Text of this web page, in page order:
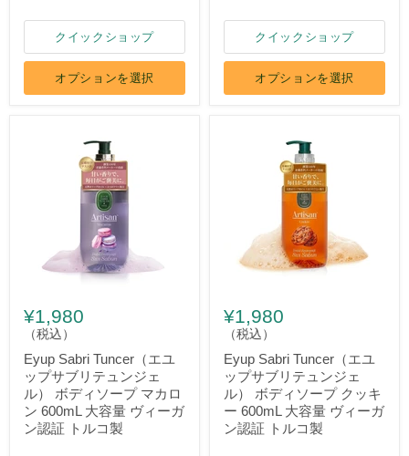
クイックショップ
オプションを選択
クイックショップ
オプションを選択
¥1,980
（税込）
Eyup Sabri Tuncer（エユ
ップサブリテュンジェ
ル） ボディソープ マカロ
ン 600mL 大容量 ヴィーガ
ン認証 トルコ製
¥1,980
（税込）
Eyup Sabri Tuncer（エユ
ップサブリテュンジェ
ル） ボディソープ クッキ
ー 600mL 大容量 ヴィーガ
ン認証 トルコ製